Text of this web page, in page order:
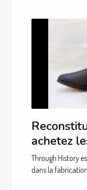
achetez
auprès
Through History
dans la